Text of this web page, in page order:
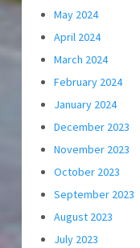
May 2024
April 2024
March 2024
February 2024
January 2024
December 2023
November 2023
October 2023
September 2023
August 2023
July 2023